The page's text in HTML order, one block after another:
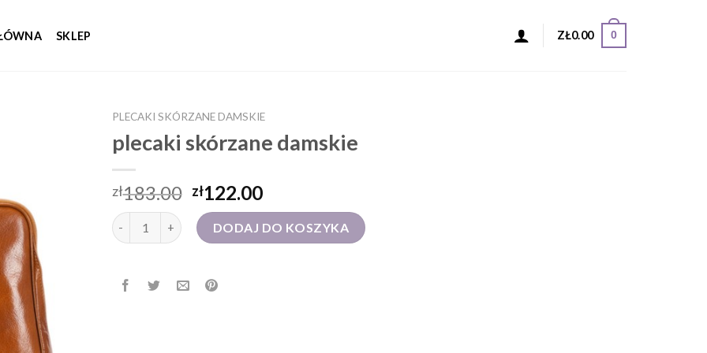
SKLEP ZŁ0.00 0
PLECAKI SKÓRZANE DAMSKIE
plecaki skórzane damskie
zł183.00 zł122.00
ilość plecaki skórzane damskieDODAJ DO KOSZYKA